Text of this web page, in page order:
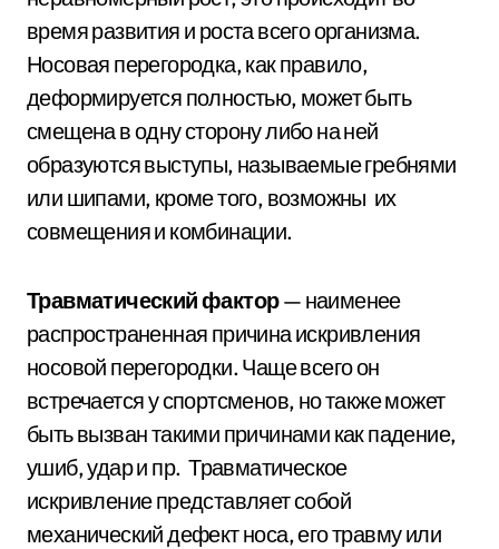
время развития и роста всего организма.
Носовая перегородка, как правило,
деформируется полностью, может быть
смещена в одну сторону либо на ней
образуются выступы, называемые гребнями
или шипами, кроме того, возможны их
совмещения и комбинации.
Травматический фактор— наименее
распространенная причина искривления
носовой перегородки. Чаще всего он
встречается у спортсменов, но также может
быть вызван такими причинами как падение,
ушиб, удар и пр. Травматическое
искривление представляет собой
механический дефект носа, его травму или